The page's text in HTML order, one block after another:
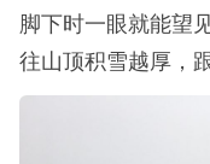
脚下时一眼就能望
往山顶积雪越厚，